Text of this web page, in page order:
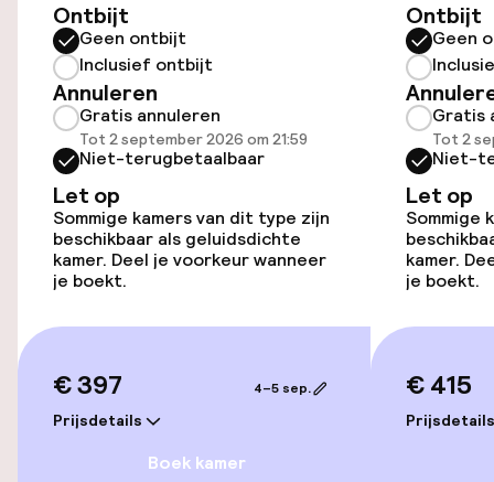
Toegankelijkheid
Overal rolstoeltoegankelijk
Lift
Zwemmen & wellness
Zoetwater buitenzwembad
Ontbijt
Geen ontbijt
Inclusief ontbijt
Annuleren
Gratis annuleren
Tot 2 september 2026 om 21:59
Niet-terugbetaalbaar
Let op
Sommige kamers van dit type zijn
beschikbaar als geluidsdichte
kamer. Deel je voorkeur wanneer
je boekt.
€ 397
Prijsdetails
4–5 sep.
Boek kamer
Ontbijt
Geen
Gratis
Tot 2
Niet-
Let op
Sommige
kamer.
je boekt.
€ 415
Prijsdetails